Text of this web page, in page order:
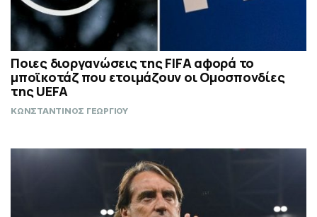
Ποιες διοργανώσεις της FIFA αφορά το
μποϊκοτάζ που ετοιμάζουν οι Ομοσπονδίες
της UEFA
ΚΩΝΣΤΑΝΤΙΝΟΣ ΓΕΩΡΓΙΟΥ